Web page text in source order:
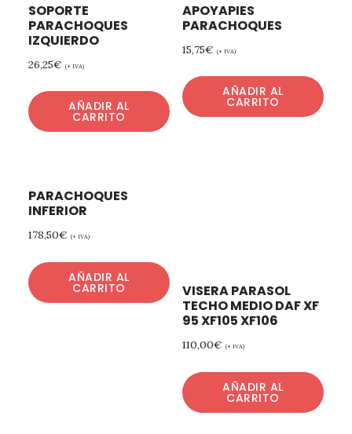
SOPORTE
PARACHOQUES
IZQUIERDO
26,25€ (+ IVA)
AÑADIR AL
CARRITO
APOYAPIES
PARACHOQUES
15,75€ (+ IVA)
AÑADIR AL
CARRITO
PARACHOQUES
INFERIOR
178,50€ (+ IVA)
AÑADIR AL
CARRITO
VISERA PARASOL
TECHO MEDIO DAF XF
95 XF105 XF106
110,00€ (+ IVA)
AÑADIR AL
CARRITO